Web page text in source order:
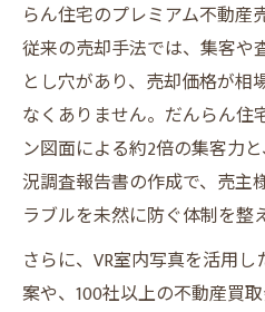
らん住宅のプレミアム不動産
従来の売却手法では、集客や
とし穴があり、売却価格が相
なくありません。だんらん住
ン図面による約2倍の集客力
況調査報告書の作成で、売主
ラブルを未然に防ぐ体制を整
さらに、VR室内写真を活用
案や、100社以上の不動産買